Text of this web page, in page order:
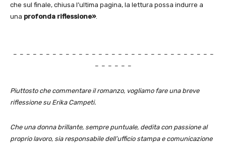
che sul finale, chiusa l’ultima pagina, la lettura possa indurre a
una profonda riflessione».
– – – – – – – – – – – – – – – – – – – – – – – – – – – – – – –
– – – – – –
Piuttosto che commentare il romanzo, vogliamo fare una breve
riflessione su Erika Campeti.
Che una donna brillante, sempre puntuale, dedita con passione al
proprio lavoro, sia responsabile dell’ufficio stampa e comunicazione